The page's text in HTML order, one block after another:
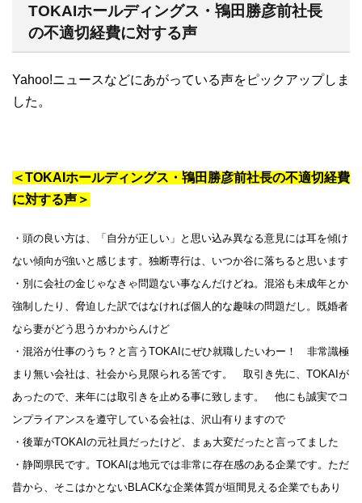
TOKAIホールディングス・鴇田勝彦前社長
の不適切経費に対する声
Yahoo!ニュースなどにあがっている声をピックアップしま
した。
＜TOKAIホールディングス・鴇田勝彦前社長の不適切経費
に対する声＞
・頭の良い方は、「自分が正しい」と思い込み異なる意見には耳を傾け
ない傾向が強いと感じます。独断専行は、いつか谷に落ちると思います
・別に会社の金じゃなきゃ問題ない事なんだけどね。混浴も未成年とか
強制したり、脅迫した訳ではなければ個人的な趣味の問題だし。既婚者
なら妻がどう思うかわからんけど
・混浴が仕事のうち？と言うTOKAIにぜひ就職したいわー！ 非常識極
まり無い会社は、社会から見限られる筈です。 取引き先に、TOKAIが
あったので、来年には取引きを止める事に致します。 他にも誠実でコ
ンプライアンスを遵守している会社は、沢山有りますので
・後輩がTOKAIの元社員だったけど、まぁ大変だったと言ってました
・静岡県民です。TOKAIは地元では非常に存在感のある企業です。ただ
昔から、そこはかとないBLACKな企業体質が垣間見える企業でもあり